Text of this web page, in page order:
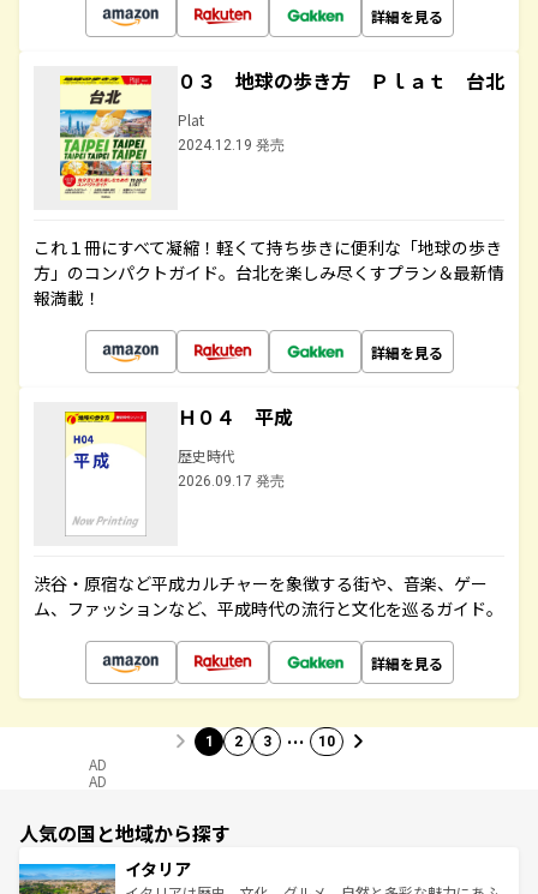
詳細を見る
０３ 地球の歩き方 Ｐｌａｔ 台北
Plat
2024.12.19 発売
これ１冊にすべて凝縮！軽くて持ち歩きに便利な「地球の歩き
方」のコンパクトガイド。台北を楽しみ尽くすプラン＆最新情
報満載！
詳細を見る
Ｈ０４ 平成
歴史時代
2026.09.17 発売
渋谷・原宿など平成カルチャーを象徴する街や、音楽、ゲー
ム、ファッションなど、平成時代の流行と文化を巡るガイド。
詳細を見る
1 2 3 … 10
AD
AD
人気の国と地域から探す
イタリア